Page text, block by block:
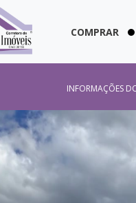
COMPRAR
INFORMAÇÕES